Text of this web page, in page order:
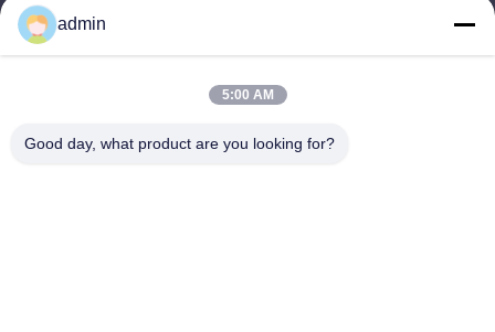
produkty
Skontaktuj się z nami
trójkątna wieża antenowa
admin
5:00 AM
Good day, what product are you looking for?